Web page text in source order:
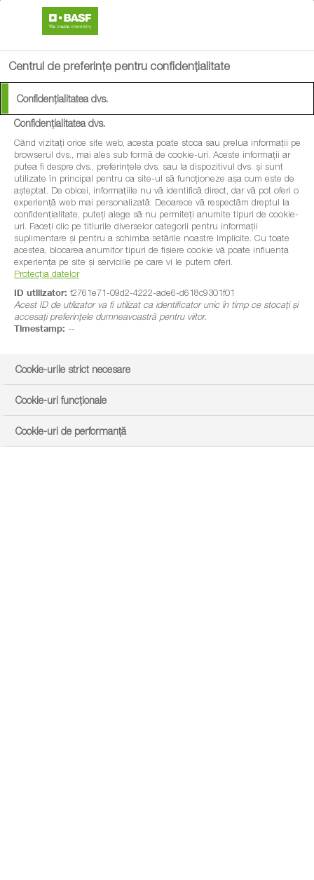
Centrul de preferințe pentru confidențialitate
Confidențialitatea dvs.
Confidențialitatea dvs.
Când vizitați orice site web, acesta poate stoca sau prelua informații pe
browserul dvs., mai ales sub formă de cookie-uri. Aceste informații ar
putea fi despre dvs., preferințele dvs. sau la dispozitivul dvs. și sunt
utilizate în principal pentru ca site-ul să funcționeze așa cum este de
așteptat. De obicei, informațiile nu vă identifică direct, dar vă pot oferi o
experiență web mai personalizată. Deoarece vă respectăm dreptul la
confidențialitate, puteți alege să nu permiteți anumite tipuri de cookie-
uri. Faceți clic pe titlurile diverselor categorii pentru informații
suplimentare și pentru a schimba setările noastre implicite. Cu toate
acestea, blocarea anumitor tipuri de fișiere cookie vă poate influența
experiența pe site și serviciile pe care vi le putem oferi.
Protecția datelor
ID utilizator: f2761e71-09d2-4222-ade6-d618c9301f01
Acest ID de utilizator va fi utilizat ca identificator unic în timp ce stocați și
accesați preferințele dumneavoastră pentru viitor.
Timestamp: --
Cookie-urile strict necesare
Cookie-uri funcționale
Cookie-uri de performanță